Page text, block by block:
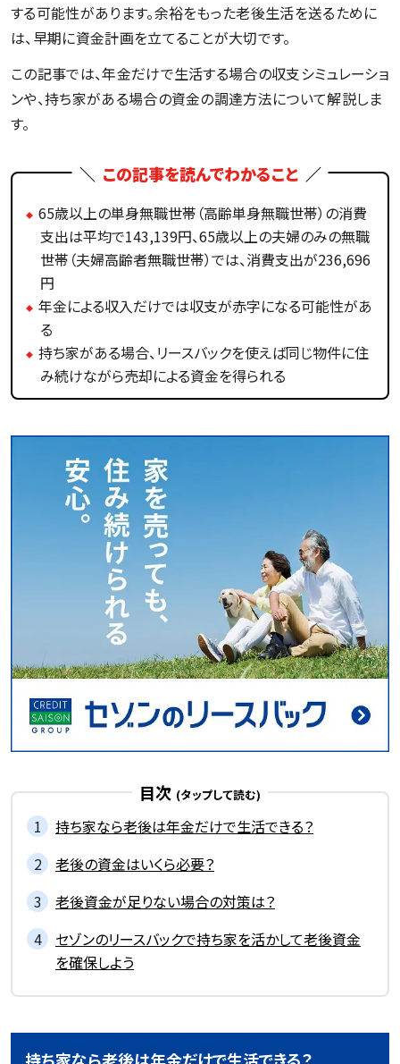
する可能性があります。余裕をもった老後生活を送るために
は、早期に資金計画を立てることが大切です。
この記事では、年金だけで生活する場合の収支シミュレーショ
ンや、持ち家がある場合の資金の調達方法について解説しま
す。
この記事を読んでわかること
65歳以上の単身無職世帯（高齢単身無職世帯）の消費
支出は平均で143,139円、65歳以上の夫婦のみの無職
世帯（夫婦高齢者無職世帯）では、消費支出が236,696
円
年金による収入だけでは収支が赤字になる可能性があ
る
持ち家がある場合、リースバックを使えば同じ物件に住
み続けながら売却による資金を得られる
目次
持ち家なら老後は年金だけで生活できる？
老後の資金はいくら必要？
老後資金が足りない場合の対策は？
セゾンのリースバックで持ち家を活かして老後資金
を確保しよう